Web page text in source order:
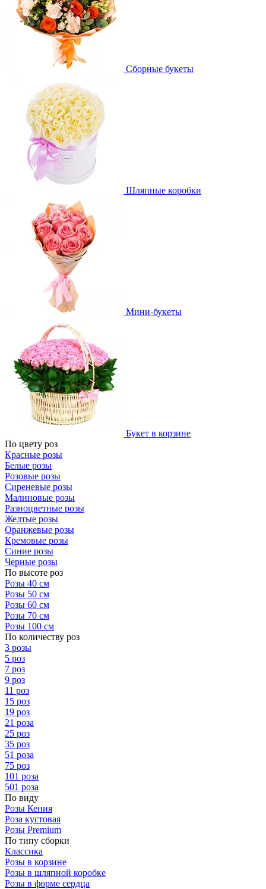
Сборные букеты
Шляпные коробки
Мини-букеты
Букет в корзине
По цвету роз
Красные розы
Белые розы
Розовые розы
Сиреневые розы
Малиновые розы
Разноцветные розы
Желтые розы
Оранжевые розы
Кремовые розы
Синие розы
Черные розы
По высоте роз
Розы 40 см
Розы 50 см
Розы 60 см
Розы 70 см
Розы 100 см
По количеству роз
3 розы
5 роз
7 роз
9 роз
11 роз
15 роз
19 роз
21 роза
25 роз
35 роз
51 роза
75 роз
101 роза
501 роза
По виду
Розы Кения
Роза кустовая
Розы Premium
По типу сборки
Классика
Розы в корзине
Розы в шляпной коробке
Розы в форме сердца